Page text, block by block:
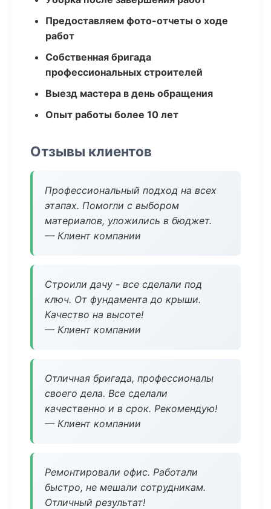
Предоставляем фото-отчеты о ходе
работ
Собственная бригада
профессиональных строителей
Выезд мастера в день обращения
Опыт работы более 10 лет
Отзывы клиентов
Профессиональный подход на всех
этапах. Помогли с выбором
материалов, уложились в бюджет.
— Клиент компании
Строили дачу - все сделали под
ключ. От фундамента до крыши.
Качество на высоте!
— Клиент компании
Отличная бригада, профессионалы
своего дела. Все сделали
качественно и в срок. Рекомендую!
— Клиент компании
Ремонтировали офис. Работали
быстро, не мешали сотрудникам.
Отличный результат!